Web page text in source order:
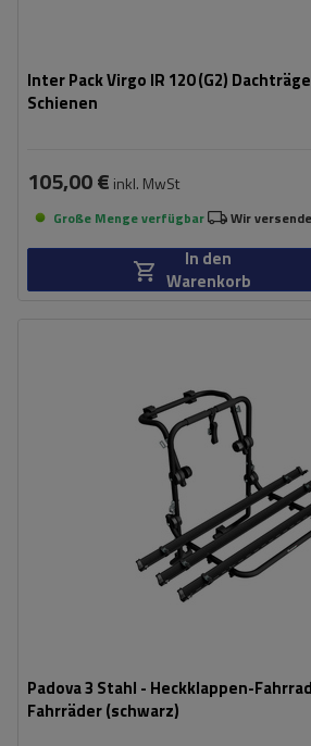
Inter Pack Virgo IR 120 (G2)
Schienen
105,00 € inkl. MwSt
Große Menge verfügbar Wir
In den
Warenkorb
Padova 3 Stahl - Heckklappen-
Fahrräder (schwarz)
universelles Montagesystem
kompatibel mit